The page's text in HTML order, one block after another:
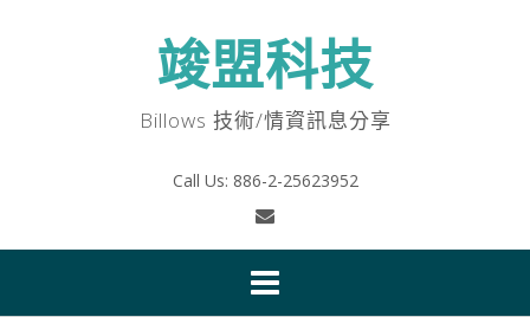
竣盟科技
Billows 技術/情資訊息分享
Call Us: 886-2-25623952